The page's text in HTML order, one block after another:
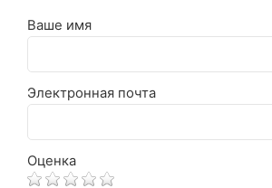
Ваше имя
Электронная почта
Оценка